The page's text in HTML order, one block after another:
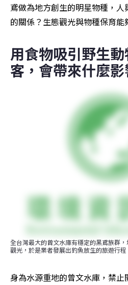
鳶做為地方創生的明星物種，
的關係？生態觀光與物種保育能
用食物吸引野生
客，會帶來什麼影
全台灣最大的曾文水庫有穩定的黑鳶族群
觀光，於是業者發展出釣魚放生的旅遊行程
身為水源重地的曾文水庫，禁